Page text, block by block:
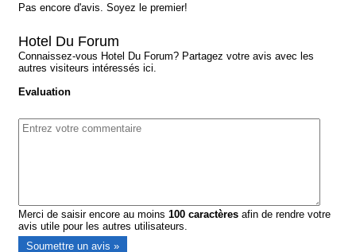
Pas encore d'avis. Soyez le premier!
Hotel Du Forum
Connaissez-vous Hotel Du Forum? Partagez votre avis avec les
autres visiteurs intéressés ici.
Evaluation
Merci de saisir encore au moins100 caractères afin de rendre votre
avis utile pour les autres utilisateurs.